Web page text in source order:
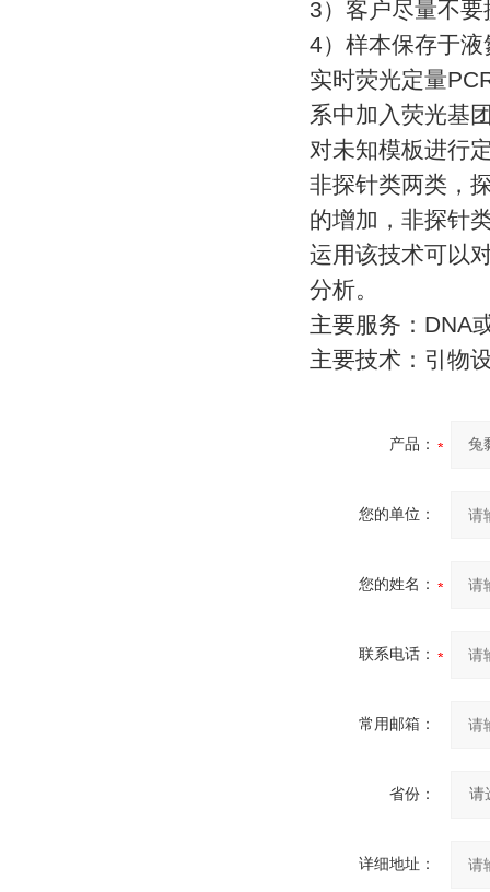
3）客户尽量不要
4）样本保存于
实时荧光定量
系中加入荧光基
对未知模板进行
非探针类两类，
的增加，非探针
运用该技术可以
分析。
主要服务： DNA
主要技术：引物
产品：
您的单位：
您的姓名：
联系电话：
常用邮箱：
省份：
详细地址：